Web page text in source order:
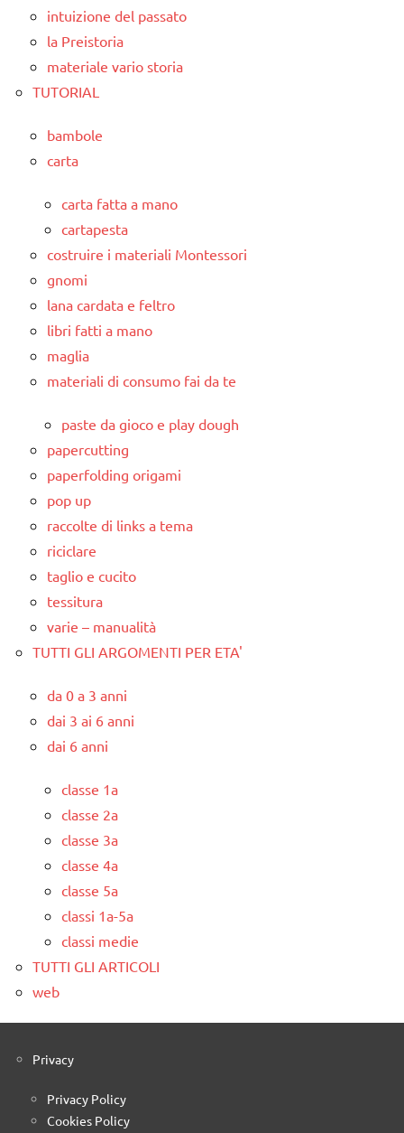
intuizione del passato
la Preistoria
materiale vario storia
TUTORIAL
bambole
carta
carta fatta a mano
cartapesta
costruire i materiali Montessori
gnomi
lana cardata e feltro
libri fatti a mano
maglia
materiali di consumo fai da te
paste da gioco e play dough
papercutting
paperfolding origami
pop up
raccolte di links a tema
riciclare
taglio e cucito
tessitura
varie – manualità
TUTTI GLI ARGOMENTI PER ETA'
da 0 a 3 anni
dai 3 ai 6 anni
dai 6 anni
classe 1a
classe 2a
classe 3a
classe 4a
classe 5a
classi 1a-5a
classi medie
TUTTI GLI ARTICOLI
web
Privacy
Privacy Policy
Cookies Policy